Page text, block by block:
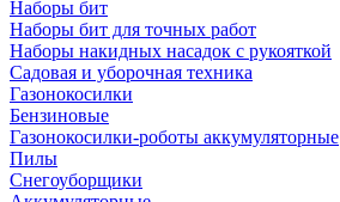
Наборы бит
Наборы бит для точных работ
Наборы накидных насадок с рукояткой
Садовая и уборочная техника
Газонокосилки
Бензиновые
Газонокосилки-роботы аккумуляторные
Пилы
Снегоуборщики